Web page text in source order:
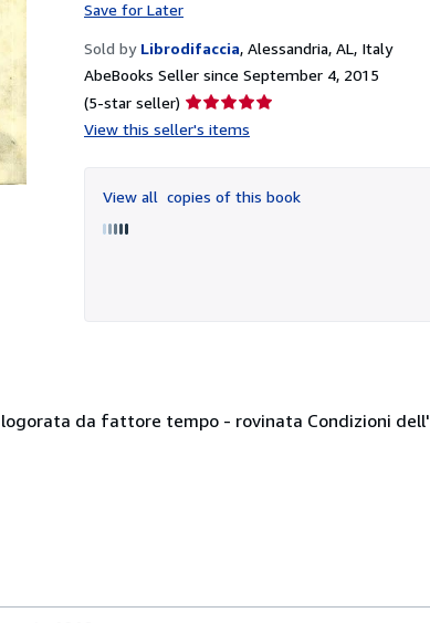
Save for Later
Sold by Librodifaccia, Alessandria, AL, Italy
AbeBooks Seller since September 4, 2015
(5-star seller) Seller
rating
of
5
View this seller's items
View all copies of this book
da fattore tempo - rovinata Condizioni